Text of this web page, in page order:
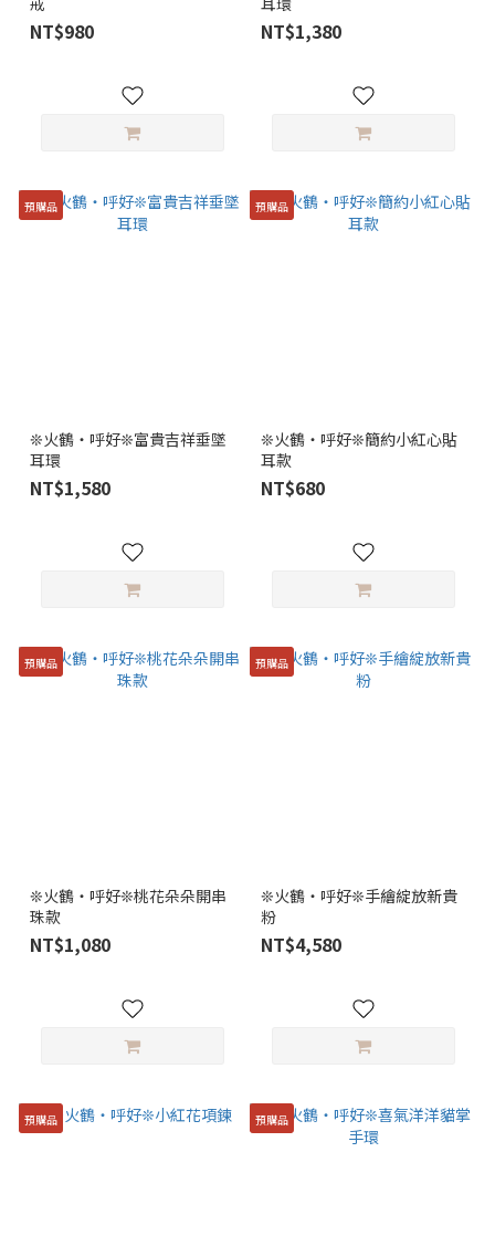
NT$980 NT$1,380
預購品
❊火鶴・呼好❊富貴吉祥垂墜
耳環
NT$1,580
預購品
❊火鶴・呼好❊簡約小紅心貼
耳款
NT$680
預購品
❊火鶴・呼好❊桃花朵朵開串
珠款
NT$1,080
預購品
❊火鶴・呼好❊手繪綻放新貴
粉
NT$4,580
預購品 預購品